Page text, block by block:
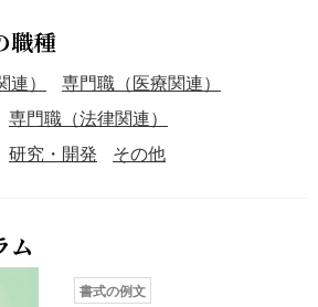
職種
）
専門職（医療関連）
専門職（法律関連）
研究・開発 その他
ム
書式の例文